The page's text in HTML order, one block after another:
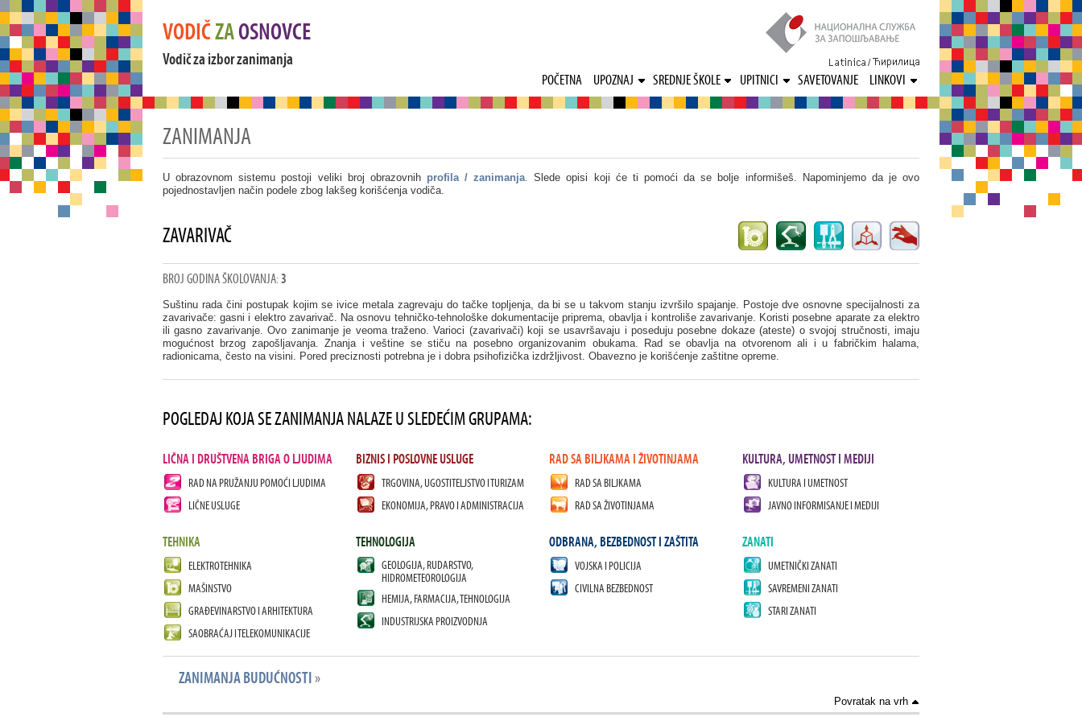
VODIČZAOSNOVCE
Vodič za izbor zanimanja /
POČETNA UPOZNAJ SREDNJE ŠKOLE UPITNICI SAVETOVANJE LINKOVI
ZANIMANJA
U obrazovnom sistemu postoji veliki broj obrazovnih profila / zanimanja.Slede opisi koji će ti pomoći da se bolje informišeš. Napominjemo da je ovo
pojednostavljen način podele zbog lakšeg korišćenja vodiča.
ZAVARIVAČ
BROJ GODINA ŠKOLOVANJA:3
Suštinu rada čini postupak kojim se ivice metala zagrevaju do tačke topljenja, da bi se u takvom stanju izvršilo spajanje. Postoje dve osnovne specijalnosti za
zavarivače: gasni i elektro zavarivač. Na osnovu tehničko-tehnološke dokumentacije priprema, obavlja i kontroliše zavarivanje. Koristi posebne aparate za elektro
ili gasno zavarivanje. Ovo zanimanje je veoma traženo. Varioci (zavarivači) koji se usavršavaju i poseduju posebne dokaze (ateste) o svojoj stručnosti, imaju
mogućnost brzog zapošljavanja. Znanja i veštine se stiču na posebno organizovanim obukama. Rad se obavlja na otvorenom ali i u fabričkim halama,
radionicama, često na visini. Pored preciznosti potrebna je i dobra psihofizička izdržljivost. Obavezno je korišćenje zaštitne opreme.
POGLEDAJ KOJA SE ZANIMANJA NALAZE U SLEDEĆIM GRUPAMA:
LIČNA I DRUŠTVENA BRIGA O LJUDIMA
RAD NA PRUŽANJU POMOĆI LJUDIMA
LIČNE USLUGE
BIZNIS I POSLOVNE USLUGE
TRGOVINA, UGOSTITELJSTVO I TURIZAM
EKONOMIJA, PRAVO I ADMINISTRACIJA
RAD SA BILJKAMA I ŽIVOTINJAMA
RAD SA BILJKAMA
RAD SA ŽIVOTINJAMA
KULTURA, UMETNOST I MEDIJI
KULTURA I UMETNOST
JAVNO INFORMISANJE I MEDIJI
TEHNIKA
ELEKTROTEHNIKA
MAŠINSTVO
GRAĐEVINARSTVO I ARHITEKTURA
SAOBRAĆAJ I TELEKOMUNIKACIJE
TEHNOLOGIJA
GEOLOGIJA, RUDARSTVO,
HIDROMETEOROLOGIJA
HEMIJA, FARMACIJA, TEHNOLOGIJA
INDUSTRIJSKA PROIZVODNJA
ODBRANA, BEZBEDNOST I ZAŠTITA
VOJSKA I POLICIJA
CIVILNA BEZBEDNOST
ZANATI
UMETNIČKI ZANATI
SAVREMENI ZANATI
STARI ZANATI
ZANIMANJA BUDUĆNOSTI»
Povratak na vrh